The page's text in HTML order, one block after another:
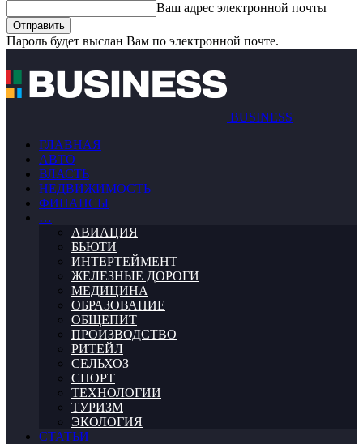
Ваш адрес электронной почты
Пароль будет выслан Вам по электронной почте.
BUSINESS
ГЛАВНАЯ
АВТО
ВЛАСТЬ
НЕДВИЖИМОСТЬ
ФИНАНСЫ
…
АВИАЦИЯ
БЬЮТИ
ИНТЕРТЕЙМЕНТ
ЖЕЛЕЗНЫЕ ДОРОГИ
МЕДИЦИНА
ОБРАЗОВАНИЕ
ОБЩЕПИТ
ПРОИЗВОДСТВО
РИТЕЙЛ
СЕЛЬХОЗ
СПОРТ
ТЕХНОЛОГИИ
ТУРИЗМ
ЭКОЛОГИЯ
СТАТЬИ